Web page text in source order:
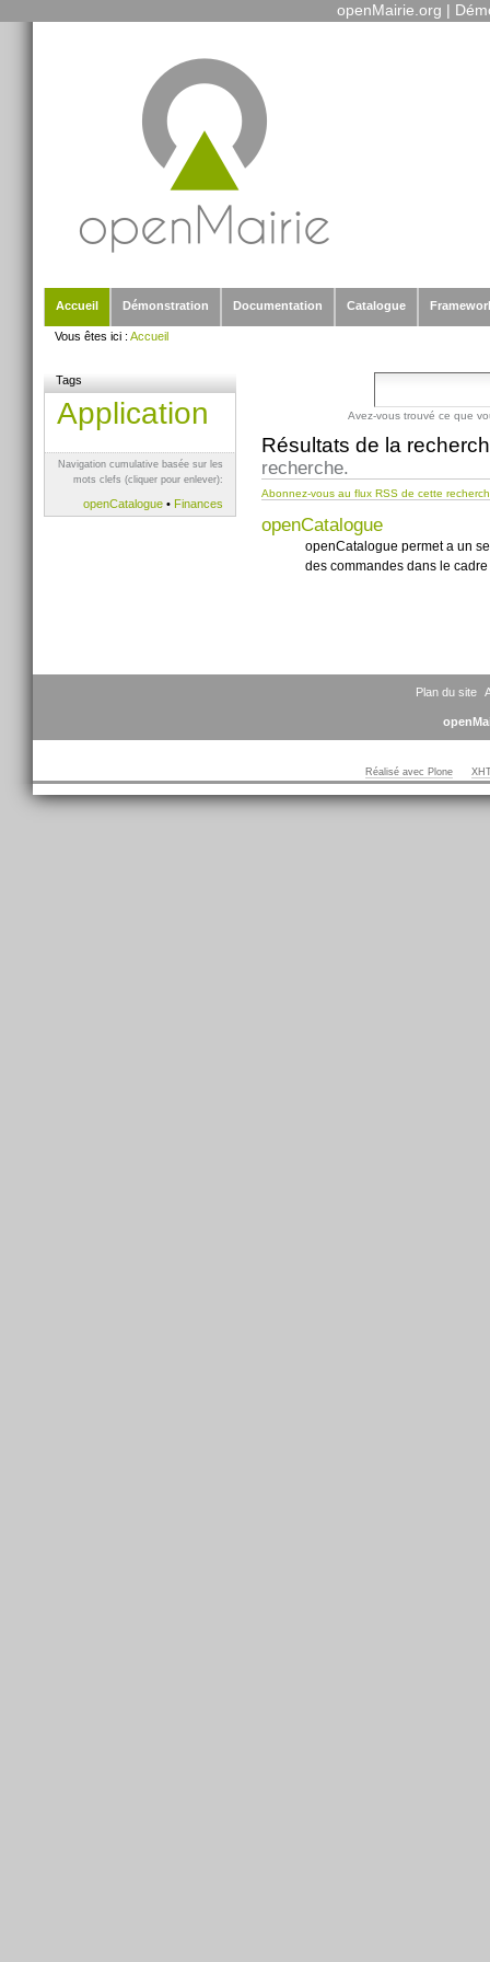
openMairie.org |
Accueil
Démonstration Documentation Catalogue
Vous êtes ici : Accueil
Tags
Application
Navigation cumulative basée sur les
mots clefs (cliquer pour enlever):
openCatalogue• Finances
Avez-vous trouvé ce que
Résultats de la
recherche.
Abonnez-vous au flux RSS de cette
openCatalogue
openCatalogue permet a un
des commandes dans le cadre
Plan du site
Réalisé avec Plone